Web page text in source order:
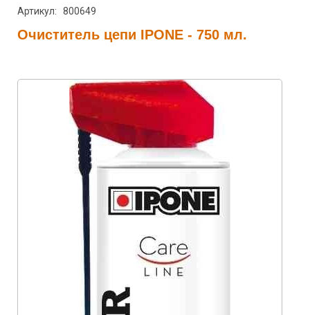
Артикул: 800649
Очиститель цепи IPONE - 750 мл.